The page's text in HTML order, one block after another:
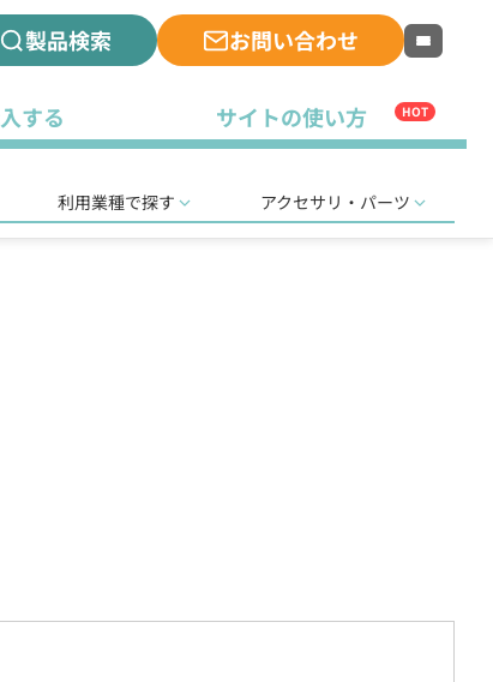
製品検索 お問い合わせ
する サイトの使い方 HOT
利用業種で探す アクセサリ・パーツ